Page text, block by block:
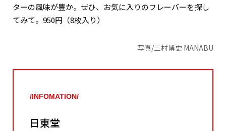
ターの風味が豊か。ぜひ、お気に入りのフレーバーを探し
てみて。950円（8枚入り）
写真/三村博史 MANABU
/INFOMATION/
日東堂